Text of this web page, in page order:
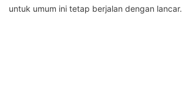
untuk umum ini tetap berjalan dengan lancar.